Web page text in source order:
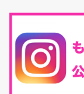
腸内環境を整える
は思っています。
iHerb特大セール終
最近お風呂上がり